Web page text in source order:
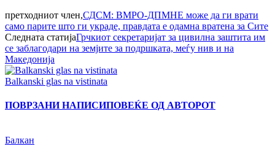
претходниот член,СДСМ: ВМРО-ДПМНЕ може да ги врати
само парите што ги украде, правдата е одамна вратена за Сите
Следната статијаГрчкиот секретаријат за цивилна заштита им
се заблагодари на земјите за подршката, меѓу нив и на
Македонија
Balkanski glas na vistinata
ПОВРЗАНИ НАПИСИПОВЕЌЕ ОД АВТОРОТ
Балкан